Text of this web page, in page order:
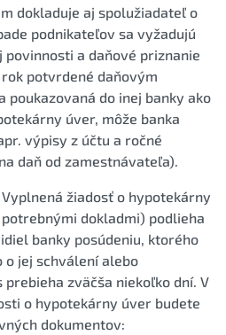
dokladuje aj spolužiadateľ o
podnikateľov sa vyžadujú
povinnosti a daňové priznanie
potvrdené daňovým
poukazovaná do inej banky ako
úver, môže banka
výpisy z účtu a ročné
daň od zamestnávateľa).
Vyplnená žiadosť o hypotekárny
dokladmi) podlieha
banky posúdeniu, ktorého
o jej schválení alebo
zväčša niekoľko dní. V
o hypotekárny úver budete
dokumentov: